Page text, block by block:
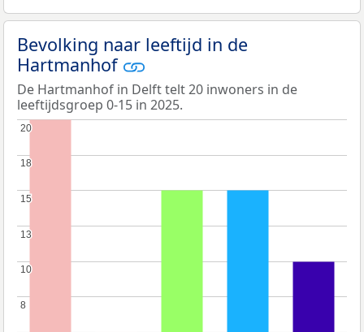
Bevolking naar leeftijd in de
Hartmanhof
De Hartmanhof in Delft telt 20 inwoners in de
leeftijdsgroep 0-15 in 2025.
8
8
10
10
13
13
15
15
18
18
20
20